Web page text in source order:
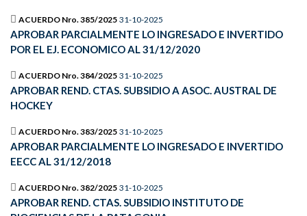
ACUERDO Nro. 385/2025 31-10-2025
APROBAR PARCIALMENTE LO INGRESADO E INVERTIDO
POR EL EJ. ECONOMICO AL 31/12/2020
ACUERDO Nro. 384/2025 31-10-2025
APROBAR REND. CTAS. SUBSIDIO A ASOC. AUSTRAL DE
HOCKEY
ACUERDO Nro. 383/2025 31-10-2025
APROBAR PARCIALMENTE LO INGRESADO E INVERTIDO
EECC AL 31/12/2018
ACUERDO Nro. 382/2025 31-10-2025
APROBAR REND. CTAS. SUBSIDIO INSTITUTO DE